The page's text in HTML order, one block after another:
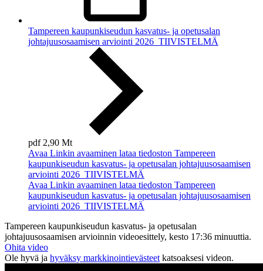
Tampereen kaupunkiseudun kasvatus- ja opetusalan
johtajuusosaamisen arviointi 2026_TIIVISTELMÄ
pdf 2,90 Mt
Avaa Linkin avaaminen lataa tiedoston Tampereen
kaupunkiseudun kasvatus- ja opetusalan johtajuusosaamisen
arviointi 2026_TIIVISTELMÄ
Avaa Linkin avaaminen lataa tiedoston Tampereen
kaupunkiseudun kasvatus- ja opetusalan johtajuusosaamisen
arviointi 2026_TIIVISTELMÄ
Tampereen kaupunkiseudun kasvatus- ja opetusalan
johtajuusosaamisen arvioinnin videoesittely, kesto 17:36 minuuttia.
Ohita video
Ole hyvä ja hyväksy markkinointievästeetkatsoaksesi videon.